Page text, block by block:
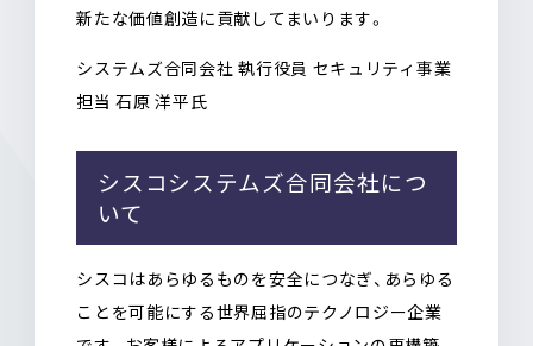
新たな価値創造に貢献してまいります。
システムズ合同会社 執行役員 セキュリティ事業
担当 石原 洋平氏
シスコシステムズ合同会社につ
いて
シスコはあらゆるものを安全につなぎ、あらゆる
ことを可能にする世界屈指のテクノロジー企業